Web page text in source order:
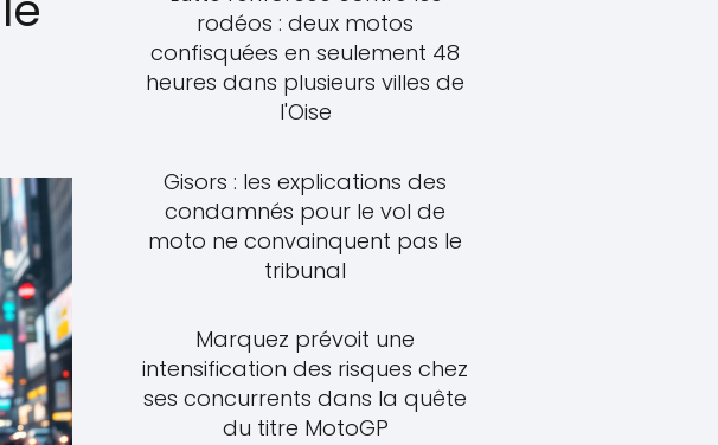
rodéos : deux motos
confisquées en seulement 48
heures dans plusieurs villes de
l'Oise
Gisors : les explications des
condamnés pour le vol de
moto ne convainquent pas le
tribunal
Marquez prévoit une
intensification des risques chez
ses concurrents dans la quête
du titre MotoGP